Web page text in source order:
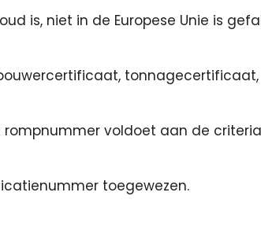
is, niet in de Europese Unie is
tonnagecertificaat,
rompnummer voldoet aan de
toegewezen.